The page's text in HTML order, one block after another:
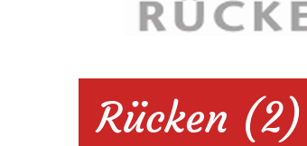
Rücken (2)